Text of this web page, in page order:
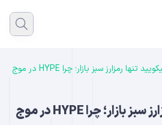
هایپرلیکویید تنها رمزارز سبز بازار؛ چرا HYPE در موج
هایپرلیکویید تنها رمزارز سبز بازار؛ چرا HYPE در موج